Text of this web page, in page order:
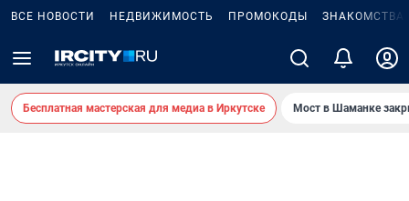
ВСЕ НОВОСТИ НЕДВИЖИМОСТЬ ПРОМОКОДЫ ЗНАКОМСТВА
Бесплатная мастерская для медиа в Иркутске Мост в Шаманке